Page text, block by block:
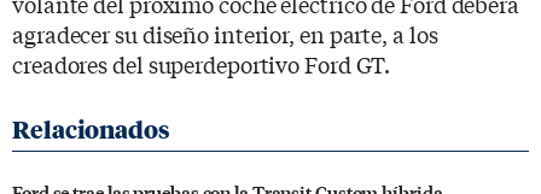
agradecer su diseño interior, en parte, a los
creadores del superdeportivo Ford GT.